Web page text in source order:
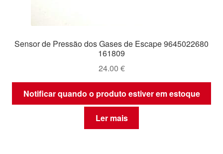
Sensor de Pressão dos Gases de Escape 9645022680
161809
24.00 €
Notificar quando o produto estiver em estoque
Ler mais